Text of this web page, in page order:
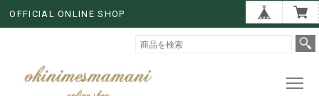
OFFICIAL ONLINE SHOP